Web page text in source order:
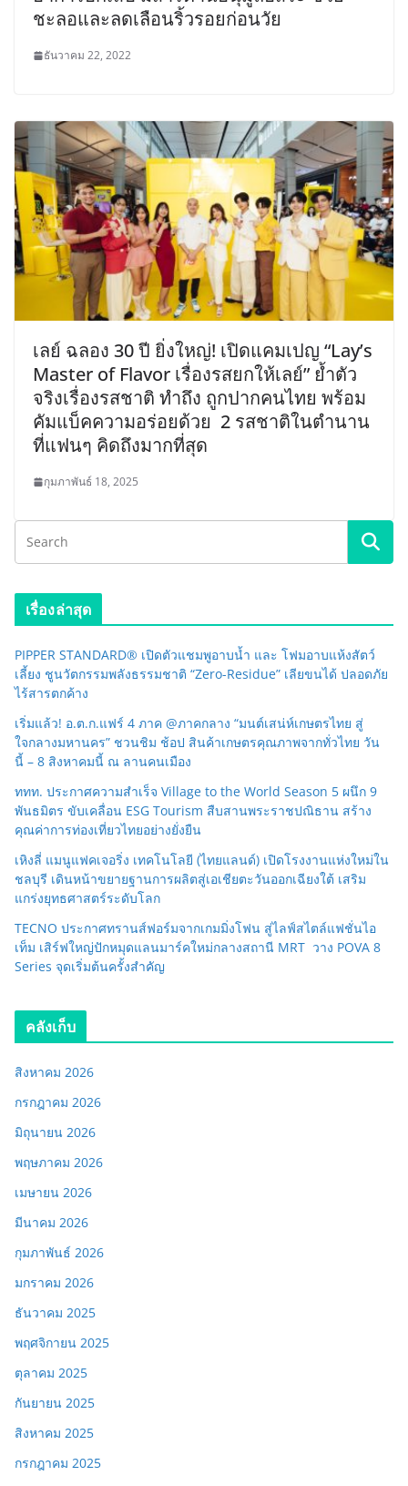
ชะลอและลดเลือนริ้วรอยก่อนวัย
ธันวาคม 22, 2022
เลย์ ฉลอง 30 ปี ยิ่งใหญ่! เปิดแคมเปญ “Lay’s
Master of Flavor เรื่องรสยกให้เลย์” ย้ำตัว
จริงเรื่องรสชาติ ทำถึง ถูกปากคนไทย พร้อม
คัมแบ็คความอร่อยด้วย 2 รสชาติในตำนาน
ที่แฟนๆ คิดถึงมากที่สุด
กุมภาพันธ์ 18, 2025
เรื่องล่าสุด
PIPPER STANDARD® เปิดตัวแชมพูอาบน้ำ และ โฟมอาบแห้งสัตว์
เลี้ยง ชูนวัตกรรมพลังธรรมชาติ “Zero-Residue” เลียขนได้ ปลอดภัย
ไร้สารตกค้าง
เริ่มแล้ว! อ.ต.ก.แฟร์ 4 ภาค @ภาคกลาง “มนต์เสน่ห์เกษตรไทย สู่
ใจกลางมหานคร” ชวนชิม ช้อป สินค้าเกษตรคุณภาพจากทั่วไทย วัน
นี้ – 8 สิงหาคมนี้ ณ ลานคนเมือง
ททท. ประกาศความสำเร็จ Village to the World Season 5 ผนึก 9
พันธมิตร ขับเคลื่อน ESG Tourism สืบสานพระราชปณิธาน สร้าง
คุณค่าการท่องเที่ยวไทยอย่างยั่งยืน
เหิงลี่ แมนูแฟคเจอริ่ง เทคโนโลยี (ไทยแลนด์) เปิดโรงงานแห่งใหม่ใน
ชลบุรี เดินหน้าขยายฐานการผลิตสู่เอเชียตะวันออกเฉียงใต้ เสริม
แกร่งยุทธศาสตร์ระดับโลก
TECNO ประกาศทรานส์ฟอร์มจากเกมมิ่งโฟน สู่ไลฟ์สไตล์แฟชั่นไอ
เท็ม เสิร์ฟใหญ่ปักหมุดแลนมาร์คใหม่กลางสถานี MRT วาง POVA 8
Series จุดเริ่มต้นครั้งสำคัญ
คลังเก็บ
สิงหาคม 2026
กรกฎาคม 2026
มิถุนายน 2026
พฤษภาคม 2026
เมษายน 2026
มีนาคม 2026
กุมภาพันธ์ 2026
มกราคม 2026
ธันวาคม 2025
พฤศจิกายน 2025
ตุลาคม 2025
กันยายน 2025
สิงหาคม 2025
กรกฎาคม 2025